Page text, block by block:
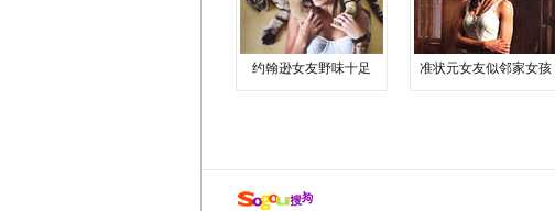
约翰逊女友野味十足 准状元女友似邻家女孩